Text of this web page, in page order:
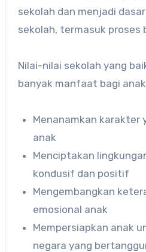
sekolah dan menjadi
sekolah, termasuk proses
Nilai-nilai sekolah yang
banyak manfaat bagi
Menanamkan karakter
anak
Menciptakan
kondusif dan positif
Mengembangkan
emosional anak
Mempersiapkan anak
negara yang